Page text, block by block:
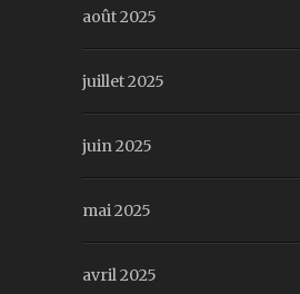
août 2025
juillet 2025
juin 2025
mai 2025
avril 2025